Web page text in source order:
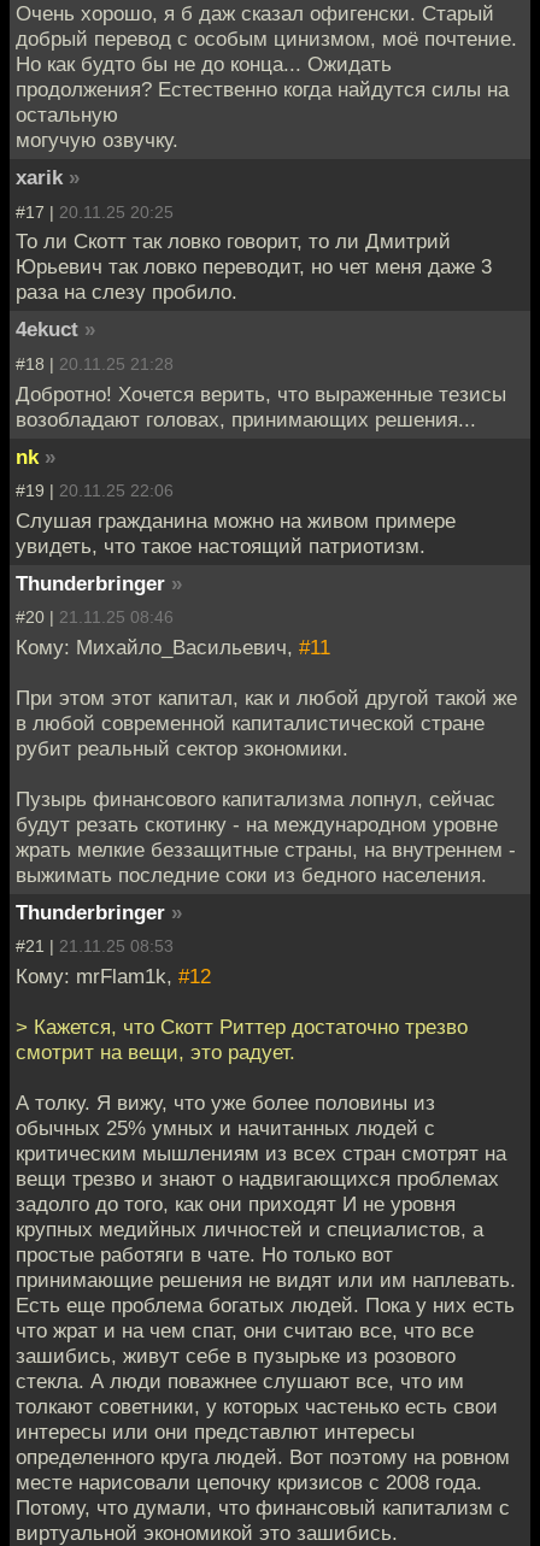
Очень хорошо, я б даж сказал офигенски. Старый
добрый перевод с особым цинизмом, моё почтение.
Но как будто бы не до конца... Ожидать
продолжения? Естественно когда найдутся силы на
остальную
могучую озвучку.
xarik »
#17 | 20.11.25 20:25
То ли Скотт так ловко говорит, то ли Дмитрий
Юрьевич так ловко переводит, но чет меня даже 3
раза на слезу пробило.
4ekuct »
#18 | 20.11.25 21:28
Добротно! Хочется верить, что выраженные тезисы
возобладают головах, принимающих решения...
nk »
#19 | 20.11.25 22:06
Слушая гражданина можно на живом примере
увидеть, что такое настоящий патриотизм.
Thunderbringer »
#20 | 21.11.25 08:46
Кому: Михайло_Васильевич, #11
При этом этот капитал, как и любой другой такой же
в любой современной капиталистической стране
рубит реальный сектор экономики.
Пузырь финансового капитализма лопнул, сейчас
будут резать скотинку - на международном уровне
жрать мелкие беззащитные страны, на внутреннем -
выжимать последние соки из бедного населения.
Thunderbringer »
#21 | 21.11.25 08:53
Кому: mrFlam1k, #12
> Кажется, что Скотт Риттер достаточно трезво
смотрит на вещи, это радует.
А толку. Я вижу, что уже более половины из
обычных 25% умных и начитанных людей с
критическим мышлениям из всех стран смотрят на
вещи трезво и знают о надвигающихся проблемах
задолго до того, как они приходят И не уровня
крупных медийных личностей и специалистов, а
простые работяги в чате. Но только вот
принимающие решения не видят или им наплевать.
Есть еще проблема богатых людей. Пока у них есть
что жрат и на чем спат, они считаю все, что все
зашибись, живут себе в пузырьке из розового
стекла. А люди поважнее слушают все, что им
толкают советники, у которых частенько есть свои
интересы или они представлют интересы
определенного круга людей. Вот поэтому на ровном
месте нарисовали цепочку кризисов с 2008 года.
Потому, что думали, что финансовый капитализм с
виртуальной экономикой это зашибись.